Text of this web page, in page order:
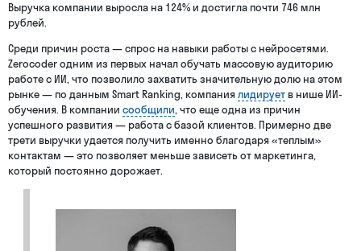
Выручка компании выросла на 124% и достигла почти 746 млн
рублей.
Среди причин роста — спрос на навыки работы с нейросетями.
Zerocoder одним из первых начал обучать массовую аудиторию
работе с ИИ, что позволило захватить значительную долю на этом
рынке — по данным Smart Ranking, компаниялидируетв нише ИИ-
обучения. В компании сообщили, что еще одна из причин
успешного развития — работа с базой клиентов. Примерно две
трети выручки удается получить именно благодаря «теплым»
контактам — это позволяет меньше зависеть от маркетинга,
который постоянно дорожает.